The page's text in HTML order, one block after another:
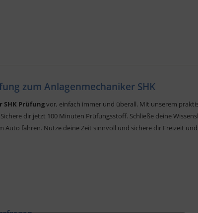
zum Anlagenmechaniker SHK
Prüfungvor, einfach immer und überall. Mit unserem
dir jetzt 100 Minuten Prüfungsstoff. Schließe deine
Auto fahren. Nutze deine Zeit sinnvoll und sichere dir Freizeit